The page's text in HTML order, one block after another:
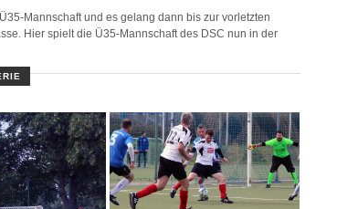
Mannschaft und es gelang dann bis zur vorletzten
Hier spielt die Ü35-Mannschaft des DSC nun in der